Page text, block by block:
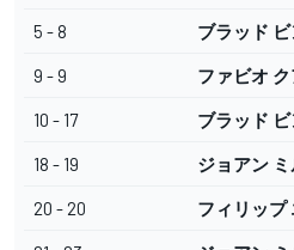
5 - 8 ブラッド
9 - 9 ファビオ
10 - 17 ブラッド
18 - 19 ジョアン
20 - 20 フィリップ